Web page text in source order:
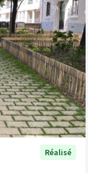
Réalisé